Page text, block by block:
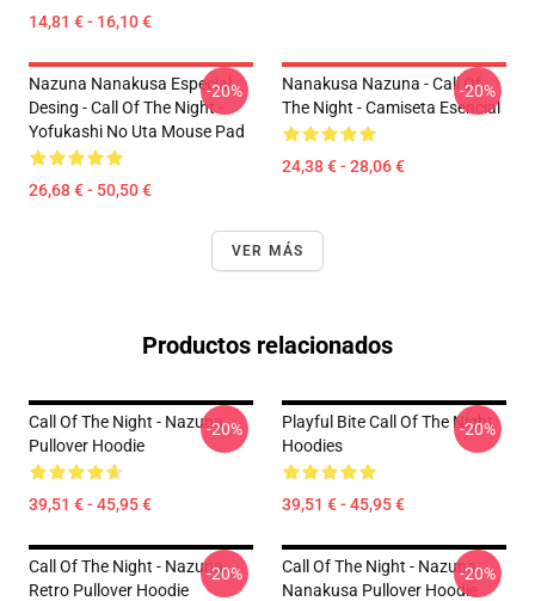
14,81 € - 16,10 €
Nazuna Nanakusa Especial
Desing - Call Of The Night -
Yofukashi No Uta Mouse Pad
26,68 € - 50,50 €
-20%
Nanakusa Nazuna - Call Of
The Night - Camiseta Esencial
24,38 € - 28,06 €
-20%
VER MÁS
Productos relacionados
Call Of The Night - Nazuna
Pullover Hoodie
39,51 € - 45,95 €
-20%
Playful Bite Call Of The Night
Hoodies
39,51 € - 45,95 €
-20%
Call Of The Night - Nazuna
Retro Pullover Hoodie
-20%
Call Of The Night - Nazuna
Nanakusa Pullover Hoodie
-20%